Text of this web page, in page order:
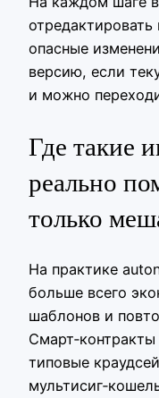
опасные
версию, если
и можно
Где такие
реально
только
На практике
больше всего
шаблонов и
типовые